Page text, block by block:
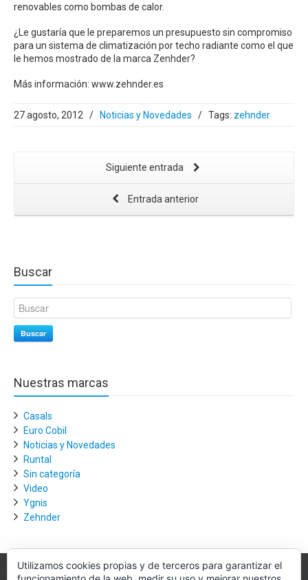
renovables como bombas de calor.
¿Le gustaría que le preparemos un presupuesto sin compromiso
para un sistema de climatización por techo radiante como el que
le hemos mostrado de la marca Zenhder?
Más información: www.zehnder.es
27 agosto, 2012 / Noticias y Novedades / Tags: zehnder
Siguiente entrada
Entrada anterior
Buscar
Buscar
Nuestras marcas
Casals
Euro Cobil
Noticias y Novedades
Runtal
Sin categoría
Video
Ygnis
Zehnder
Utilizamos cookies propias y de terceros para garantizar el